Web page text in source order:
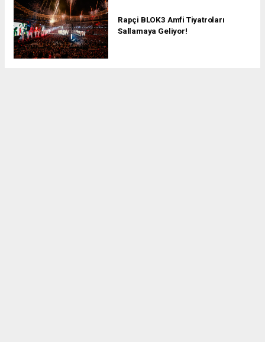
Rapçi BLOK3 Amfi Tiyatroları
Sallamaya Geliyor!